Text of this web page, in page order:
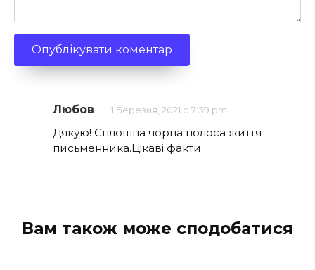
Любов 1 Березня, 2021 о 7:39 pm
Дякую! Сплошна чорна полоса життя
письменника.Цікаві факти.
Вам також може сподобатися